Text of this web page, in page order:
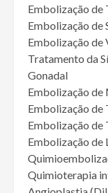
Embolização de
Embolização de
Embolização de
Tratamento da
Gonadal
Embolização
Embolização de
Embolização de
Embolização de
Quimioterapia